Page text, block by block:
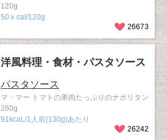
120g
50ｋcal/120g
26673
洋風料理・食材・パスタソース
パスタソース
マ・マー トマトの果肉たっぷりのナポリタン
260g
91kcaL/1人前(130g)あたり
26242